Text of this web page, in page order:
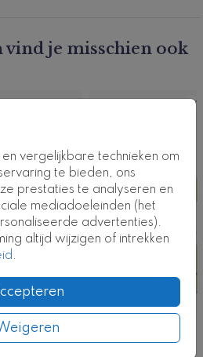
vergelijkbare technieken om
te bieden, ons
prestaties te analyseren en
mediadoeleinden (het
advertenties).
altijd wijzigen of intrekken
.
vind je misschien ook
stijl